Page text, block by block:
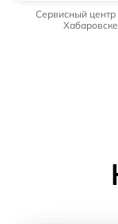
Сервисный центр
Хабаровске